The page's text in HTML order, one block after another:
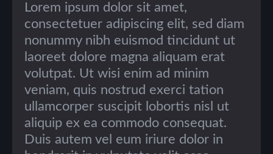
Lorem ipsum dolor sit amet,
consectetuer adipiscing elit, sed diam
nonummy nibh euismod tincidunt ut
laoreet dolore magna aliquam erat
volutpat. Ut wisi enim ad minim
veniam, quis nostrud exerci tation
ullamcorper suscipit lobortis nisl ut
aliquip ex ea commodo consequat.
Duis autem vel eum iriure dolor in